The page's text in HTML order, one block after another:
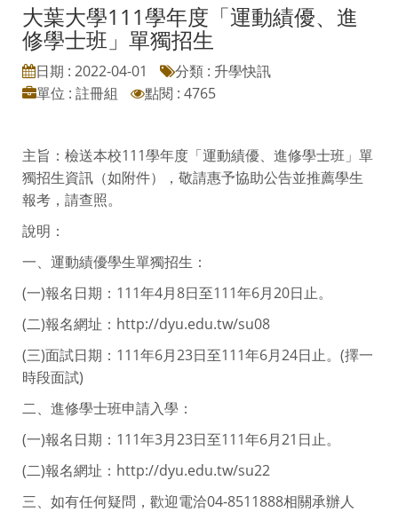
大葉大學111學年度「運動績優、進
修學士班」單獨招生
日期 : 2022-04-01
分類 : 升學快訊
單位 : 註冊組
點閱 : 4765
主旨：檢送本校111學年度「運動績優、進修學士班」單
獨招生資訊（如附件），敬請惠予協助公告並推薦學生
報考，請查照。
說明：
一、運動績優學生單獨招生：
(一)報名日期：111年4月8日至111年6月20日止。
(二)報名網址：http://dyu.edu.tw/su08
(三)面試日期：111年6月23日至111年6月24日止。(擇一
時段面試)
二、進修學士班申請入學：
(一)報名日期：111年3月23日至111年6月21日止。
(二)報名網址：http://dyu.edu.tw/su22
三、如有任何疑問，歡迎電洽04-8511888相關承辦人